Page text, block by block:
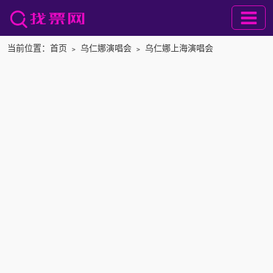
当前位置： 首页 ﹥ 乌仁娜演唱会 ﹥ 乌仁娜上海演唱会